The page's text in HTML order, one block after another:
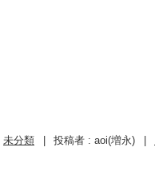
未分類 投稿者 : aoi(増永)